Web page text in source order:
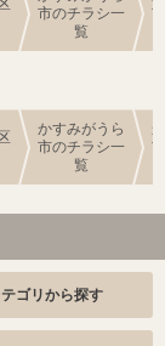
市のチラシ一
覧
かすみがうら
市のチラシ一
覧
ゴリから探す